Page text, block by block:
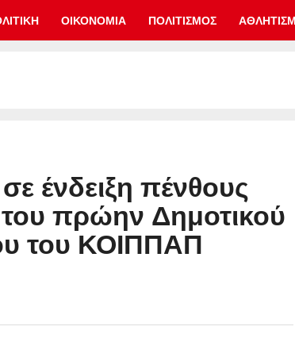
ΟΙΚΟΝΟΜΙΑ ΠΟΛΙΤΙΣΜΟΣ
ένδειξη πένθους
πρώην Δημοτικού
του ΚΟΙΠΠΑΠ